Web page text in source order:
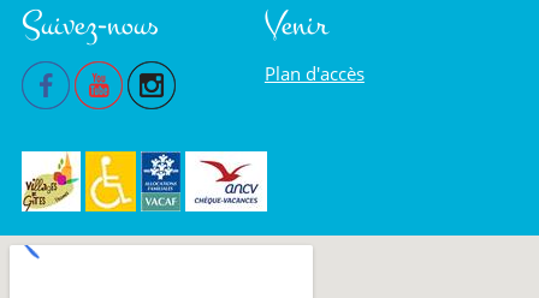
Suivez-nous Venir
Plan d'accès